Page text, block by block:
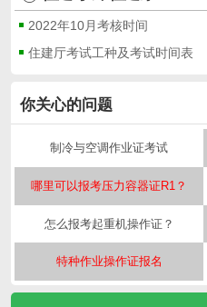
2022年10月考核时间
住建厅考试工种及考试时间表
你关心的问题
制冷与空调作业证考试
哪里可以报考压力容器证R1？
怎么报考起重机操作证？
特种作业操作证报名